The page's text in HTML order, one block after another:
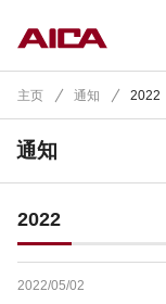
主页 通知 2022
通知
2022
2022/05/02